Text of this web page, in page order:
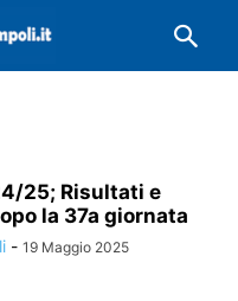
25; Risultati e
la 37a giornata
- 19 Maggio 2025